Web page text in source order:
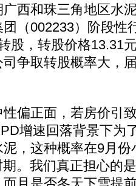
西和珠三角地区水
（002233）阶段性
股，转股价格13.31
争取转股概率大，
正面，若房价引
增速回落背景下为
，这种概率在9月
。我们真正担心的